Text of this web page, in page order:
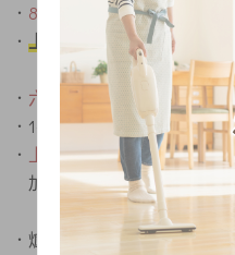
． 80°C〜230°C 廣域溫控
． 上、下獨立溫控，滿足各
． 六種加熱模式
(氣炸、烘
．1-60分鐘定時裝置 (亦可
．
上方注水口裝置、加濕蒸
加水無須開爐門，溫度不
．爐內菱形鑽紋設計，提升